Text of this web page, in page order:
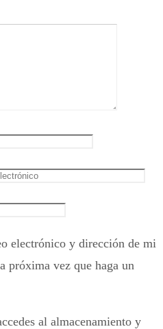
electrónico y dirección de mi
próxima vez que haga un
al almacenamiento y